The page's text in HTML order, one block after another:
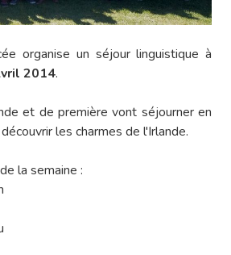
organise un séjour linguistique à
2014.
et de première vont séjourner en
les charmes de l'Irlande.
la semaine :